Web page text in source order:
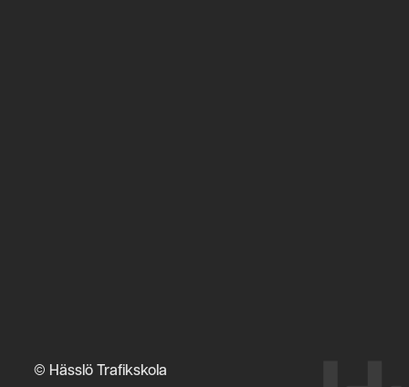
© Hässlö Trafikskola